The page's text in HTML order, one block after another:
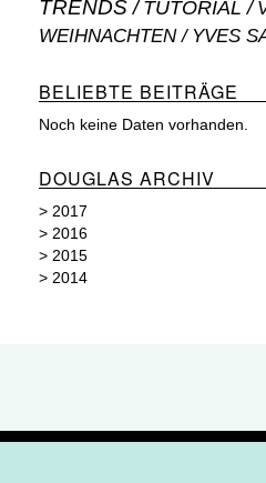
TRENDS TUTORIAL
WEIHNACHTEN YVES
BELIEBTE BEITRÄGE
Noch keine Daten vorhanden.
DOUGLAS ARCHIV
> 2017
> 2016
> 2015
> 2014